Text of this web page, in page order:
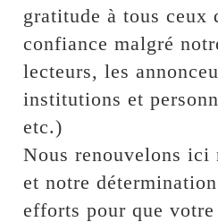
gratitude à tous ceux
confiance malgré
lecteurs, les
institutions et
etc.)
Nous renouvelons ici
et notre
efforts pour que